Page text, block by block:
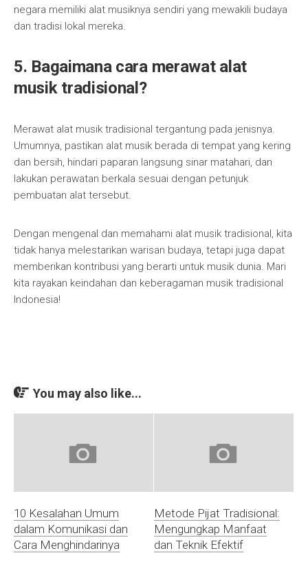
negara memiliki alat musiknya sendiri yang mewakili budaya
dan tradisi lokal mereka.
5. Bagaimana cara merawat alat
musik tradisional?
Merawat alat musik tradisional tergantung pada jenisnya.
Umumnya, pastikan alat musik berada di tempat yang kering
dan bersih, hindari paparan langsung sinar matahari, dan
lakukan perawatan berkala sesuai dengan petunjuk
pembuatan alat tersebut.
Dengan mengenal dan memahami alat musik tradisional, kita
tidak hanya melestarikan warisan budaya, tetapi juga dapat
memberikan kontribusi yang berarti untuk musik dunia. Mari
kita rayakan keindahan dan keberagaman musik tradisional
Indonesia!
You may also like...
10 Kesalahan Umum
dalam Komunikasi dan
Cara Menghindarinya
Metode Pijat Tradisional:
Mengungkap Manfaat
dan Teknik Efektif